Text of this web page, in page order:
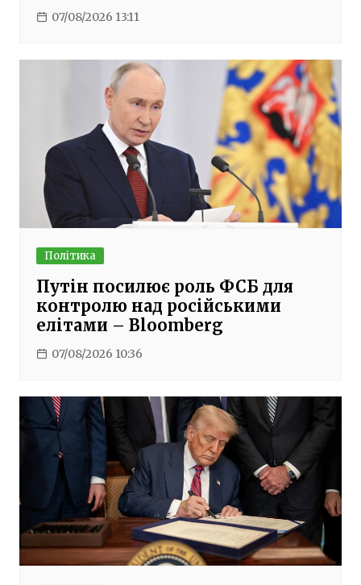
07/08/2026 13:11
Політика
Путін посилює роль ФСБ для
контролю над російськими
елітами – Bloomberg
07/08/2026 10:36